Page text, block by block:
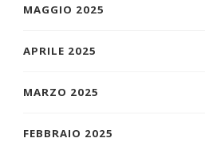
MAGGIO 2025
APRILE 2025
MARZO 2025
FEBBRAIO 2025